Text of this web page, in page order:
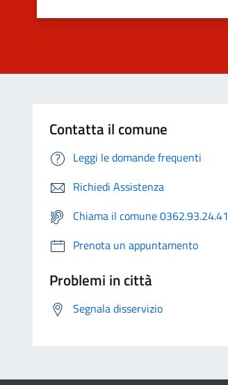
Contatta il comune
Leggi le domande frequenti
Richiedi Assistenza
Chiama il comune 0362.93.24.41
Prenota un appuntamento
Problemi in città
Segnala disservizio